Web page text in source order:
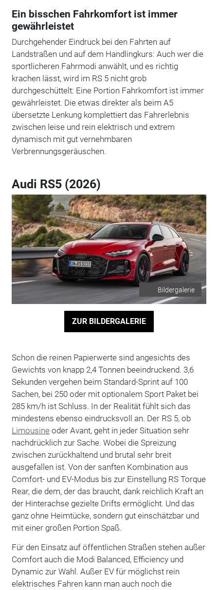
Ein bisschen Fahrkomfort ist immer
gewährleistet
Durchgehender Eindruck bei den Fahrten auf
Landstraßen und auf dem Handlingkurs: Auch wer die
sportlicheren Fahrmodi anwählt, und es richtig
krachen lässt, wird im RS 5 nicht grob
durchgeschüttelt: Eine Portion Fahrkomfort ist immer
gewährleistet. Die etwas direkter als beim A5
übersetzte Lenkung komplettiert das Fahrerlebnis
zwischen leise und rein elektrisch und extrem
dynamisch mit gut vernehmbaren
Verbrennungsgeräuschen.
Audi RS5 (2026)
Bildergalerie
ZUR BILDERGALERIE
Schon die reinen Papierwerte sind angesichts des
Gewichts von knapp 2,4 Tonnen beeindruckend. 3,6
Sekunden vergehen beim Standard-Sprint auf 100
Sachen, bei 250 oder mit optionalem Sport Paket bei
285 km/h ist Schluss. In der Realität fühlt sich das
mindestens ebenso eindrucksvoll an. Der RS 5, ob
Limousine oder Avant, geht in jeder Situation sehr
nachdrücklich zur Sache. Wobei die Spreizung
zwischen zurückhaltend und brutal sehr breit
ausgefallen ist. Von der sanften Kombination aus
Comfort- und EV-Modus bis zur Einstellung RS Torque
Rear, die dem, der das braucht, dank reichlich Kraft an
der Hinterachse gezielte Drifts ermöglicht. Und das
ganz ohne Heimtücke, sondern gut einschätzbar und
mit einer großen Portion Spaß.
Für den Einsatz auf öffentlichen Straßen stehen außer
Comfort auch die Modi Balanced, Efficiency und
Dynamic zur Wahl. Außer EV für möglichst rein
elektrisches Fahren kann man auch noch die